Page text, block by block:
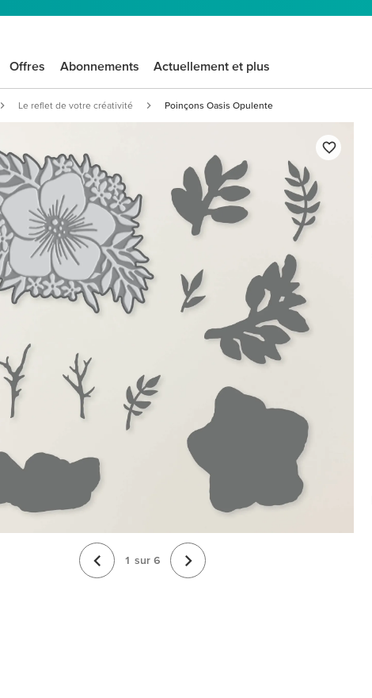
Offres Abonnements Actuellement et plus
Le reflet de votre créativité Poinçons Oasis Opulente
1 sur 6